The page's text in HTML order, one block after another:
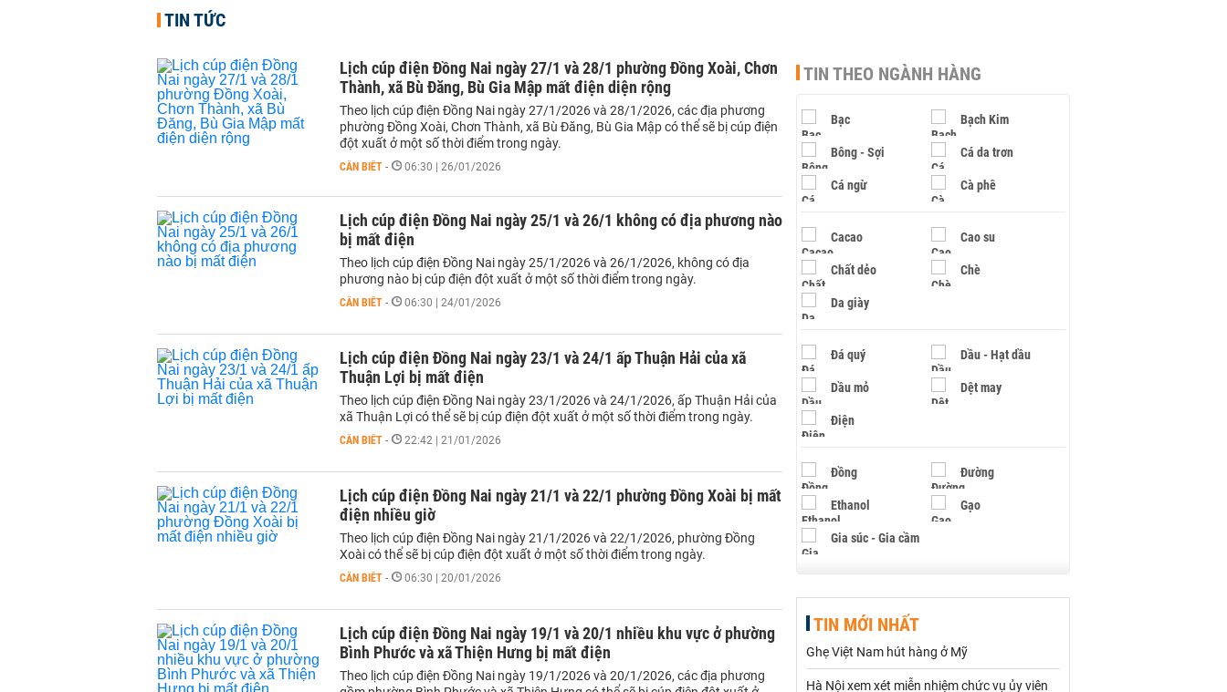
TIN TỨC
Lịch cúp điện Đồng Nai ngày 27/1 và 28/1 phường Đồng Xoài, Chơn
Thành, xã Bù Đăng, Bù Gia Mập mất điện diện rộng
Theo lịch cúp điện Đồng Nai ngày 27/1/2026 và 28/1/2026, các địa phương
phường Đồng Xoài, Chơn Thành, xã Bù Đăng, Bù Gia Mập có thể sẽ bị cúp điện
đột xuất ở một số thời điểm trong ngày.
CẦN BIẾT - 06:30 | 26/01/2026
Lịch cúp điện Đồng Nai ngày 25/1 và 26/1 không có địa phương nào
bị mất điện
Theo lịch cúp điện Đồng Nai ngày 25/1/2026 và 26/1/2026, không có địa
phương nào bị cúp điện đột xuất ở một số thời điểm trong ngày.
CẦN BIẾT - 06:30 | 24/01/2026
Lịch cúp điện Đồng Nai ngày 23/1 và 24/1 ấp Thuận Hải của xã
Thuận Lợi bị mất điện
Theo lịch cúp điện Đồng Nai ngày 23/1/2026 và 24/1/2026, ấp Thuận Hải của
xã Thuận Lợi có thể sẽ bị cúp điện đột xuất ở một số thời điểm trong ngày.
CẦN BIẾT - 22:42 | 21/01/2026
Lịch cúp điện Đồng Nai ngày 21/1 và 22/1 phường Đồng Xoài bị mất
điện nhiều giờ
Theo lịch cúp điện Đồng Nai ngày 21/1/2026 và 22/1/2026, phường Đồng
Xoài có thể sẽ bị cúp điện đột xuất ở một số thời điểm trong ngày.
CẦN BIẾT - 06:30 | 20/01/2026
Lịch cúp điện Đồng Nai ngày 19/1 và 20/1 nhiều khu vực ở phường
Bình Phước và xã Thiện Hưng bị mất điện
Theo lịch cúp điện Đồng Nai ngày 19/1/2026 và 20/1/2026, các địa phương
TIN THEO NGÀNH HÀNG
Bạc Bạch Kim
Bông - Sợi Cá da trơn
Cá ngừ Cà phê
Cacao Cao su
Chất dẻo Chè
Da giày
Đá quý Dầu - Hạt dầu
Dầu mỏ Dệt may
Điện
Đồng Đường
Ethanol Gạo
Gia súc - Gia cầm
Hạt điều
Khí đốt
TIN MỚI NHẤT
Ghẹ Việt Nam hút hàng ở Mỹ
Hà Nội xem xét miễn nhiệm chức vụ ủy viên